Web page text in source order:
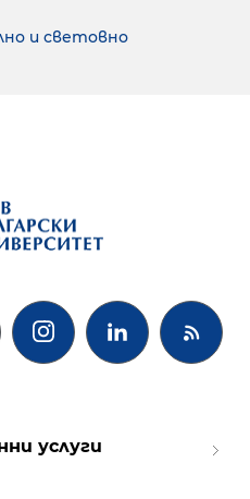
и световно

услуги